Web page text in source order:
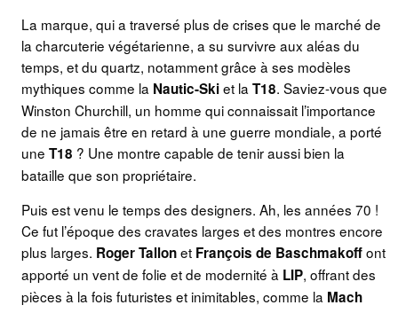
La marque, qui a traversé plus de crises que le marché de
la charcuterie végétarienne, a su survivre aux aléas du
temps, et du quartz, notamment grâce à ses modèles
mythiques comme la Nautic-Skiet la T18. Saviez-vous que
Winston Churchill, un homme qui connaissait l’importance
de ne jamais être en retard à une guerre mondiale, a porté
une T18 ? Une montre capable de tenir aussi bien la
bataille que son propriétaire.
Puis est venu le temps des designers. Ah, les années 70 !
Ce fut l’époque des cravates larges et des montres encore
plus larges. Roger Tallonet François de Baschmakoffont
apporté un vent de folie et de modernité à LIP, offrant des
pièces à la fois futuristes et inimitables, comme la Mach